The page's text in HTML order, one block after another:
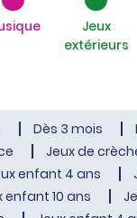
Jeux
extérieurs
Dès 3 mois
Jeux de
enfant 4 ans
enfant 10 ans